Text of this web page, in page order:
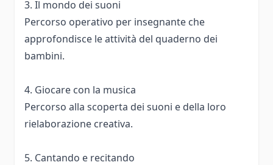
3. Il mondo dei suoni
Percorso operativo per insegnante che
approfondisce le attività del quaderno dei
bambini.
4. Giocare con la musica
Percorso alla scoperta dei suoni e della loro
rielaborazione creativa.
5. Cantando e recitando